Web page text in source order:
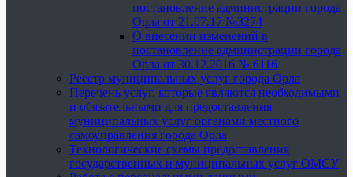
постановление администрации города
Орла от 21.07.17 №3274
О внесении изменений в
постановление администрации города
Орла от 30.12.2016 № 6116
Реестр муниципальных услуг города Орла
Перечень услуг, которые являются необходимыми
и обязательными для предоставления
муниципальных услуг органами местного
самоуправления города Орла
Технологические схемы предоставления
государственных и муниципальных услуг ОМСУ